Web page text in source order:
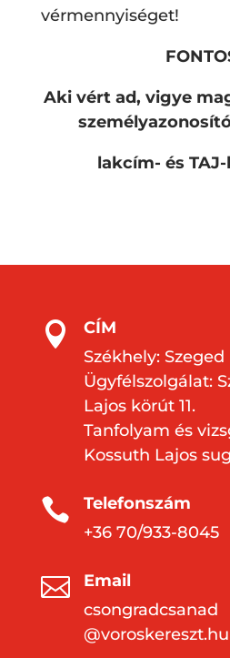
vérmennyiséget!
Aki vért ad, vigye
lakcím- és

CÍM
Székhely:
Ügyfélszolgálat:
Lajos körút 11.
Tanfolyam és
Kossuth Lajos

Telefonszám
+36 70/933-8045

Email
csongradcsanad
@voroskereszt.hu